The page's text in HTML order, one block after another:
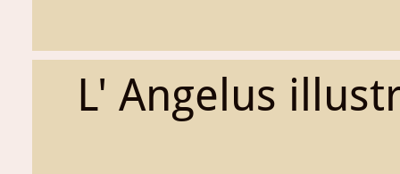
L' Angelus